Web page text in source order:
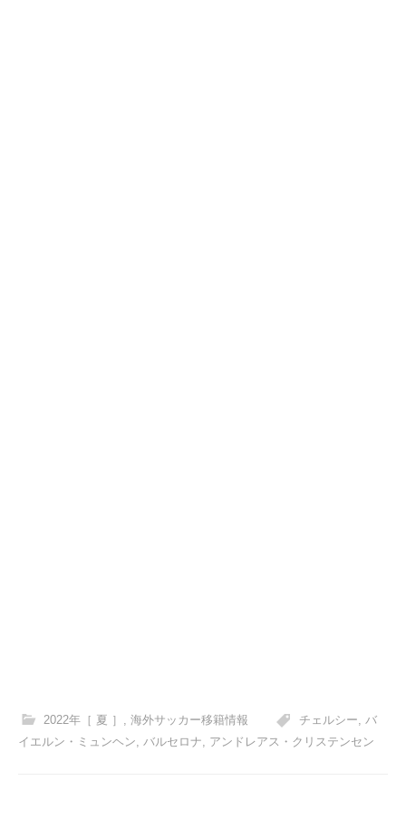
2022年［ 夏 ］ , 海外サッカー移籍情報 チェルシー, バ
イエルン・ミュンヘン
バルセロナ アンドレアス・クリステンセン